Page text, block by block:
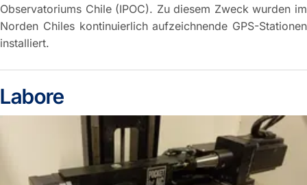
Observatoriums Chile (IPOC). Zu diesem Zweck wurden im
Norden Chiles kontinuierlich aufzeichnende GPS-Stationen
installiert.
Labore